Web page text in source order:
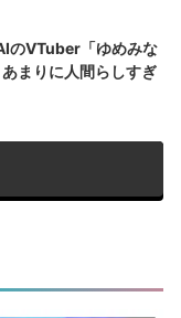
のVTuber「ゆめみな
まりに人間らしすぎ